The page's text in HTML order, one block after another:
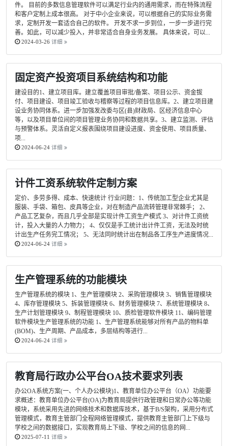
件。 目前的多数信息管理软件可以满足行业内的通用需求，而在特殊流程
和客户定制上成本很高。 对于中小企业来说，可以根据自己的实际业务需
求，定制开发一套适合自己的软件。 开发不求一步到位，一步一步进行完
善。如此，可以减少投入，并非常适合自身业务发展。 具体来说，可以...
2024-03-26 详细
固定资产投资项目系统结构和功能
建设目的1、建立项目库。建立覆盖项目审批/备案、项目公示、资金拔
付、项目建设、项目竣工验收与稽察等过程的项目信息库。2、建立项目建
设业务协同体系。进一步加强发改委与区(县)财政局、区经济信息中心
等，以及项目单位间的项目管理业务协同和数据共享。3、建立监测、评估
与预警体系。灵活自定义报表围绕项目建设进度、资金使用、项目质量、
项...
2024-06-24 详细
计件工资系统软件定制方案
定价、多劳多得、成本、快速统计 行业问题：1、传统加工型企业尤其是
服装、手袋、箱包、皮具等企业，对在制造产品流转管理非常棘手； 2、
产品工艺复杂，而且几乎全部是实现计件工资生产模式 3、对计件工资统
计，投入大量的人力物力； 4、仅仅是手工统计出计件工资，无法及时统
计出生产任务完工情况； 5、无法同时统计出在制品各工序生产进度情况...
2024-06-24 详细
生产管理系统的功能模块
生产管理系统的模块 1、生产管理模块 2、采购管理模块 3、销售管理模块
4、库存管理模块 5、拆装管理模块 6、财务管理模块 7、系统管理模块 8、
生产计划管理模块 9、制程管理模块 10、质检管理软件模块 11、编码管理
软件模块生产管理系统的功能 1、生产管理系统能够对所有产品的物料单
(BOM)、生产周期、产品成本，多层结构等进行...
2024-06-24 详细
教育局行政办公平台OA技术要求列表
办公OA系统方案(一、个人办公模块)1、教育单位办公平台（OA）功能要
求概述：教育单位办公平台(OA)为教育局提供行政管理和日常办公等功能
模块，系统采用先进的网络技术和数据库技术，基于B/S架构，采用分布式
管理模式，教育主管部门全程网络管理模式，提供教育主管部门上下级与
学校之间的数据接口，实现教育局上下级、学校之间的信息的网...
2025-07-11 详细